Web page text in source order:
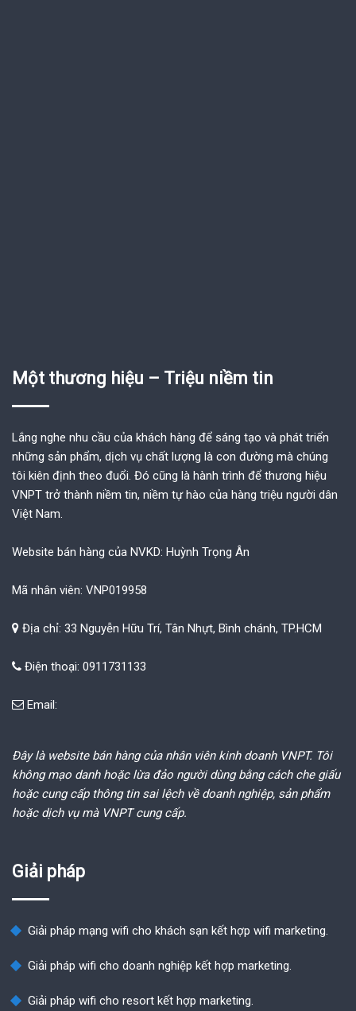
Một thương hiệu – Triệu niềm tin
Lắng nghe nhu cầu của khách hàng để sáng tạo và phát triển
những sản phẩm, dịch vụ chất lượng là con đường mà chúng
tôi kiên định theo đuổi. Đó cũng là hành trình để thương hiệu
VNPT trở thành niềm tin, niềm tự hào của hàng triệu người dân
Việt Nam.
Website bán hàng của NVKD: Huỳnh Trọng Ân
Mã nhân viên: VNP019958
Địa chỉ: 33 Nguyễn Hữu Trí, Tân Nhựt, Bình chánh, TP.HCM
Điện thoại: 0911731133
Email:
Đây là website bán hàng của nhân viên kinh doanh VNPT. Tôi
không mạo danh hoặc lừa đảo người dùng bằng cách che giấu
hoặc cung cấp thông tin sai lệch về doanh nghiệp, sản phẩm
hoặc dịch vụ mà VNPT cung cấp.
Giải pháp
Giải pháp mạng wifi cho khách sạn kết hợp wifi marketing.
Giải pháp wifi cho doanh nghiệp kết hợp marketing.
Giải pháp wifi cho resort kết hợp marketing.